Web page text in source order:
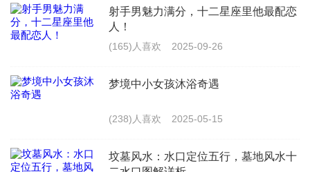
说法意味着一个人在人生的道路上，可能会遇到意想
不到的奇迹和突破。这种命运轨迹，同样可以从八字
具体来说，可以从以下几个方面来理解“石头开
1. 意外之喜：意外之喜往往与天干地支中的某些
射手男魅力满分，十二星座里他最配恋
人！
(165)人喜欢 2025-09-26
梦境中小女孩沐浴奇遇
(238)人喜欢 2025-05-15
坟墓风水：水口定位五行，墓地风水十